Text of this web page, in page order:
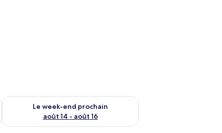
août 7 - août 9
Le week-end prochain
août 14 - août 16
Vérifier la disponibilité pour le week-end prochain août 14 -